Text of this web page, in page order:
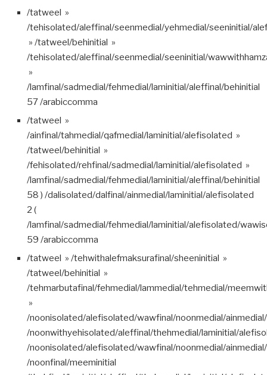
/tatweel »
/tehisolated/aleffinal/seenmedial/yehmedial/seeninitial/
» /tatweel/behinitial »
/tehisolated/aleffinal/seenmedial/seeninitial/
»
/lamfinal/sadmedial/fehmedial/laminitial/aleffinal/behinitial
57 /arabiccomma
/tatweel »
/ainfinal/tahmedial/qafmedial/laminitial/alefisolated »
/tatweel/behinitial »
/fehisolated/rehfinal/sadmedial/laminitial/alefisolated »
/lamfinal/sadmedial/fehmedial/laminitial/aleffinal/behinitial
58 ) /dalisolated/dalfinal/ainmedial/laminitial/alefisolated
2 (
/lamfinal/sadmedial/fehmedial/laminitial/alefisolated/
59 /arabiccomma
/tatweel » /tehwithalefmaksurafinal/sheeninitial »
/tatweel/behinitial »
/tehmarbutafinal/fehmedial/lammedial/tehmedial/
»
/noonisolated/alefisolated/wawfinal/noonmedial/
/noonwithyehisolated/aleffinal/thehmedial/laminitial/
/noonisolated/alefisolated/wawfinal/noonmedial/
/noonfinal/meeminitial